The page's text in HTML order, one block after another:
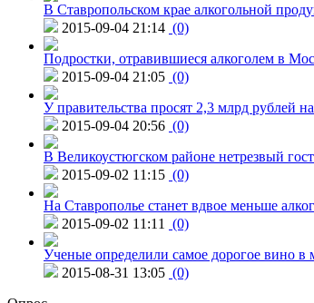
В Ставропольском крае алкогольной
2015-09-04 21:14 (0)
Подростки, отравившиеся алкоголем в
2015-09-04 21:05 (0)
У правительства просят 2,3 млрд рублей
2015-09-04 20:56 (0)
В Великоустюгском районе нетрезвый
2015-09-02 11:15 (0)
На Ставрополье станет вдвое меньше
2015-09-02 11:11
(0)
Ученые определили самое дорогое вино в
2015-08-31 13:05 (0)